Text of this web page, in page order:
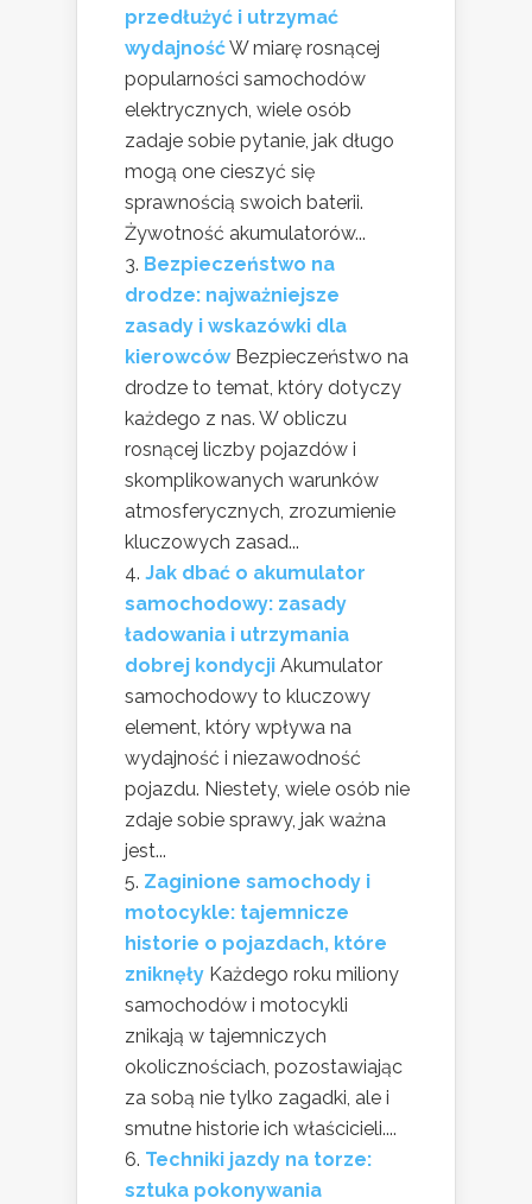
przedłużyć i utrzymać
wydajnośćW miarę rosnącej
popularności samochodów
elektrycznych, wiele osób
zadaje sobie pytanie, jak długo
mogą one cieszyć się
sprawnością swoich baterii.
Żywotność akumulatorów...
Bezpieczeństwo na
drodze: najważniejsze
zasady i wskazówki dla
kierowców Bezpieczeństwo na
drodze to temat, który dotyczy
każdego z nas. W obliczu
rosnącej liczby pojazdów i
skomplikowanych warunków
atmosferycznych, zrozumienie
kluczowych zasad...
Jak dbać o akumulator
samochodowy: zasady
ładowania i utrzymania
dobrej kondycji Akumulator
samochodowy to kluczowy
element, który wpływa na
wydajność i niezawodność
pojazdu. Niestety, wiele osób nie
zdaje sobie sprawy, jak ważna
jest...
Zaginione samochody i
motocykle: tajemnicze
historie o pojazdach, które
zniknęły Każdego roku miliony
samochodów i motocykli
znikają w tajemniczych
okolicznościach, pozostawiając
za sobą nie tylko zagadki, ale i
smutne historie ich właścicieli....
Techniki jazdy na torze:
sztuka pokonywania